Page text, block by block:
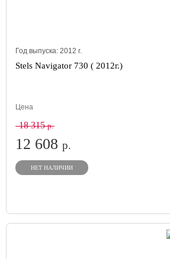
Год выпуска: 2012 г.
Stels Navigator 730 ( 2012г.)
Цена
18 315р.
12 608 р.
НЕТ НАЛИЧИИ